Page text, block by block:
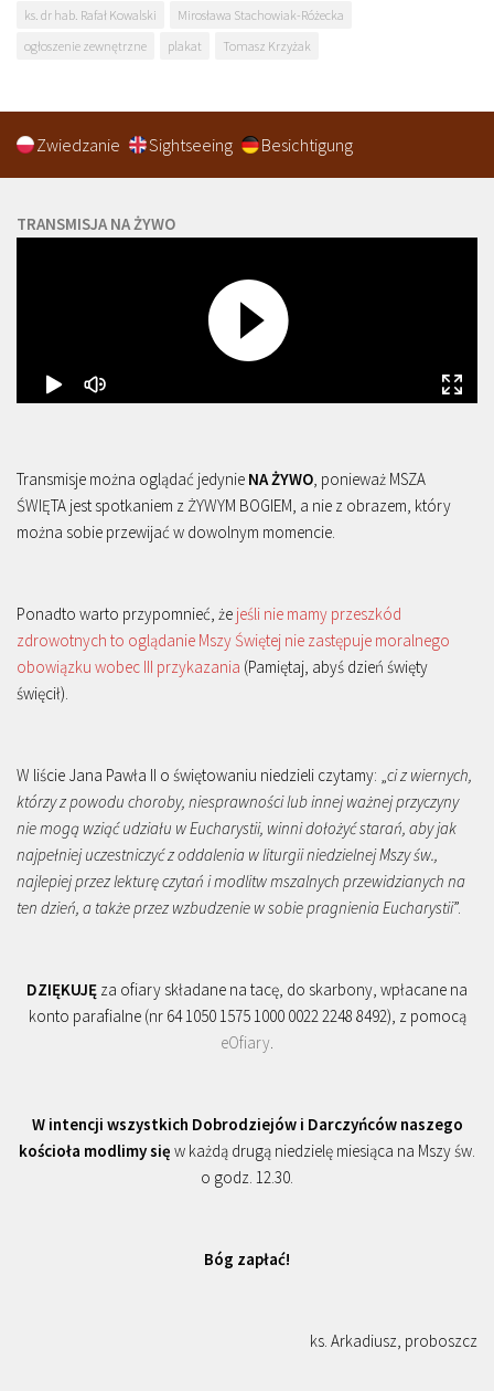
ks. dr hab. Rafał Kowalski
Mirosława Stachowiak-Różecka
ogłoszenie zewnętrzne
plakat Tomasz Krzyżak
Zwiedzanie Sightseeing Besichtigung
TRANSMISJA NA ŻYWO
Transmisje można oglądać jedynie NA ŻYWO, ponieważ MSZA
ŚWIĘTA jest spotkaniem z ŻYWYM BOGIEM, a nie z obrazem, który
można sobie przewijać w dowolnym momencie.
Ponadto warto przypomnieć, że jeśli nie mamy przeszkód
zdrowotnych to oglądanie Mszy Świętej nie zastępuje moralnego
obowiązku wobec III przykazania (Pamiętaj, abyś dzień święty
święcił).
W liście Jana Pawła II o świętowaniu niedzieli czytamy: „ci z wiernych,
którzy z powodu choroby, niesprawności lub innej ważnej przyczyny
nie mogą wziąć udziału w Eucharystii, winni dołożyć starań, aby jak
najpełniej uczestniczyć z oddalenia w liturgii niedzielnej Mszy św.,
najlepiej przez lekturę czytań i modlitw mszalnych przewidzianych na
ten dzień, a także przez wzbudzenie w sobie pragnienia Eucharystii”.
DZIĘKUJĘ za ofiary składane na tacę, do skarbony, wpłacane na
konto parafialne (nr 64 1050 1575 1000 0022 2248 8492), z pomocą
eOfiary.
W intencji wszystkich Dobrodziejów i Darczyńców naszego
kościoła modlimy się w każdą drugą niedzielę miesiąca na Mszy św.
o godz. 12.30.
Bóg zapłać!
ks. Arkadiusz, proboszcz